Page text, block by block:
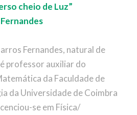
cheio de Luz”
Fernandes, natural de
professor auxiliar do
da Faculdade de
da Universidade de Coimbra
se em Física/